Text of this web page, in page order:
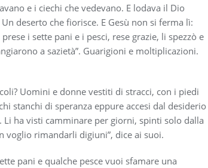
e i ciechi che vedevano. E lodava il Dio
deserto che fiorisce. E Gesù non si ferma lì:
i sette pani e i pesci, rese grazie, li spezzò e
a sazietà”. Guarigioni e moltiplicazioni.
Uomini e donne vestiti di stracci, con i piedi
stanchi di speranza eppure accesi dal desiderio
ha visti camminare per giorni, spinti solo dalla
voglio rimandarli digiuni”, dice ai suoi.
pani e qualche pesce vuoi sfamare una